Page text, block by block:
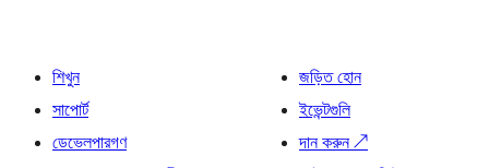
শিখুন
সাপোর্ট
ডেভেলপারগণ
জড়িত হোন
ইভেন্টগুলি
দান করুন↗